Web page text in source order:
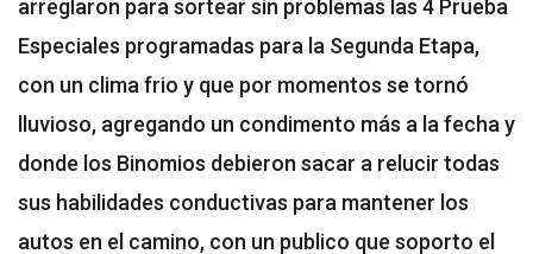
arreglaron para sortear sin problemas las 4 Prueba
Especiales programadas para la Segunda Etapa,
con un clima frio y que por momentos se tornó
lluvioso, agregando un condimento más a la fecha y
donde los Binomios debieron sacar a relucir todas
sus habilidades conductivas para mantener los
autos en el camino, con un publico que soporto el